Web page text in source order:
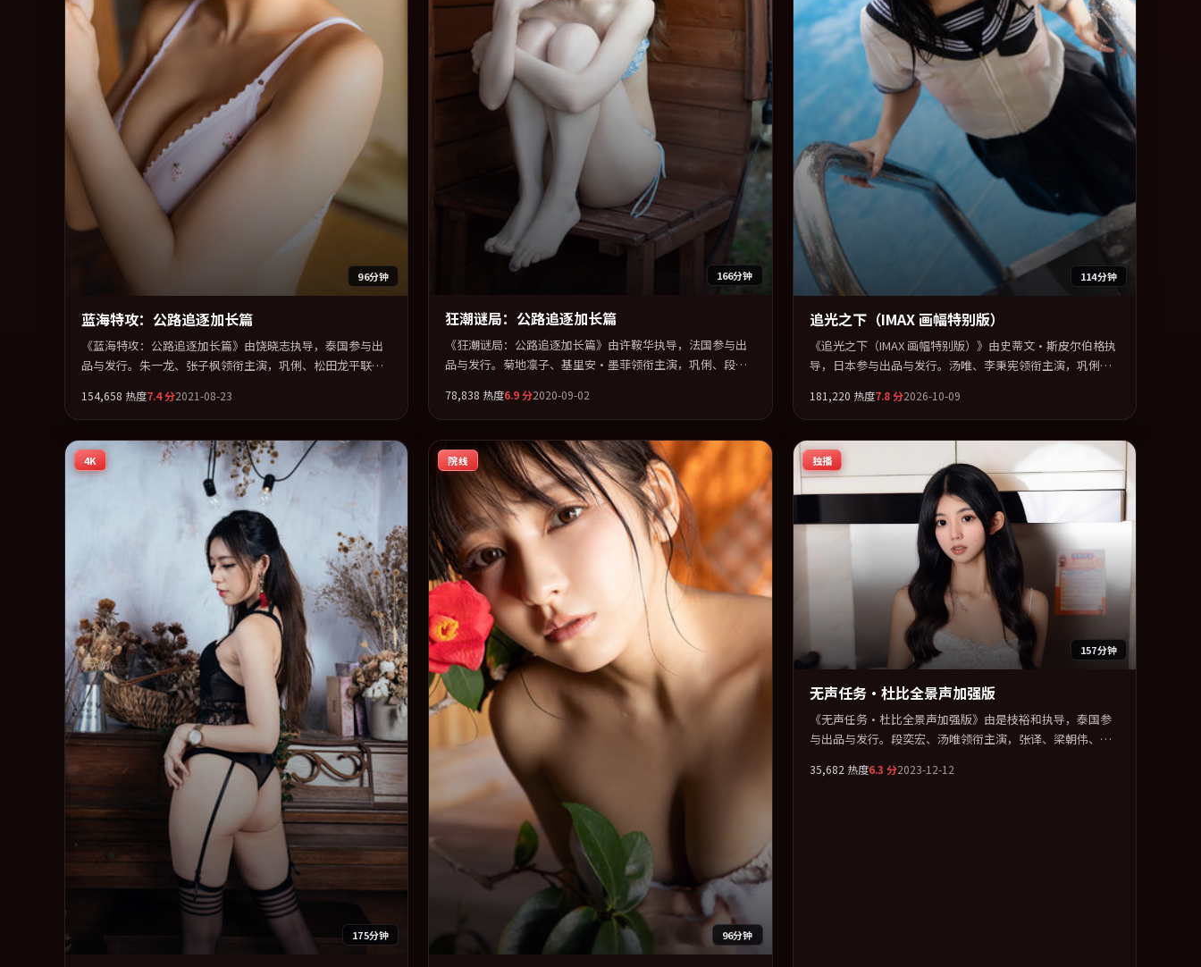
96分钟
蓝海特攻：公路追逐加长篇
《蓝海特攻：公路追逐加长篇》由饶晓志执导，泰国参与出
品与发行。朱一龙、张子枫领衔主演，巩俐、松田龙平联袂
以「剧情」类型为骨架，在叙事、表演与视听上力求统一。
定于 2021-03-02 在内地院线及主流平台同步亮相，2021 年
度话题片中口碑稳健，适合喜欢强情节与人物弧光的观众完
整观看。
154,658 热度7.4分2021-08-23
166分钟
狂潮谜局：公路追逐加长篇
《狂潮谜局：公路追逐加长篇》由许鞍华执导，法国参与出
品与发行。菊地凛子、基里安·墨菲领衔主演，巩俐、段奕
全片以「战争」类型为骨架，在叙事、表演与视听上力求统
一。定于 2020-12-21 在内地院线及主流平台同步亮相，2020
年度话题片中口碑稳健，适合喜欢强情节与人物弧光的观众
完整观看。
78,838 热度6.9分2020-09-02
114分钟
追光之下（IMAX 画幅特别版）
《追光之下（IMAX 画幅特别版）》由史蒂文·斯皮尔伯格执
导，日本参与出品与发行。汤唯、李秉宪领衔主演，巩俐、
复拉扯。全片以「科幻」类型为骨架，在叙事、表演与视听
上力求统一。定于 2026-07-11 在内地院线及主流平台同步亮
相，2026 年度话题片中口碑稳健，适合喜欢强情节与人物弧
光的观众完整观看。
181,220 热度7.8分2026-10-09
4K
175分钟
院线
96分钟
独播
157分钟
无声任务·杜比全景声加强版
《无声任务·杜比全景声加强版》由是枝裕和执导，泰国参
与出品与发行。段奕宏、汤唯领衔主演，张译、梁朝伟、全
持续堆叠。全片以「喜剧」类型为骨架，在叙事、表演与视
35,682 热度6.3 分2023-12-12